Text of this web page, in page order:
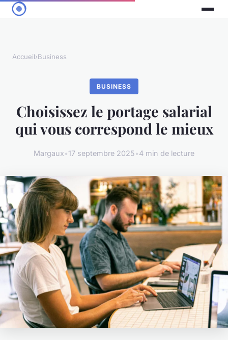
Accueil›Business
BUSINESS
Choisissez le portage salarial
qui vous correspond le mieux
Margaux•17 septembre 2025•4 min de lecture